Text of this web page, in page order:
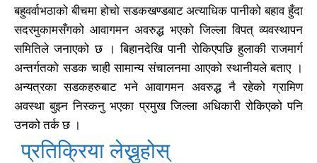
खेल 13
विश्व 11
मनोरञ्जन 10
पत्रपत्रिका 9
कोशी
संवाद 7
गण्डकी
खेल 13
विश्व 11
मनोरञ्जन 10
पत्रपत्रिका 9
कोशी
संवाद 7
गण्डकी
बहुवर्वाभठाको बीचमा होचो सडकखण्डबाट अत्याधिक पानीको बहाव हुँदा
सदरमुकामसँगको आवागमन अवरुद्ध भएको जिल्ला विपत् व्यवस्थापन
समितिले जनाएको छ । बिहानदेखि पानी रोकिएपछि हुलाकी राजमार्ग
अन्तर्गतको सडक चाही सामान्य संचालनमा आएको स्थानीयले बताए ।
अन्यत्रका सडकहरुबाट भने आवागमन अवरुद्ध नै रहेको ग्रामिण
अवस्था बुझ्न निस्कनु भएका प्रमुख जिल्ला अधिकारी रोकिएको पनि
उनको तर्क छ ।
प्रतिक्रिया लेख्नुहोस्